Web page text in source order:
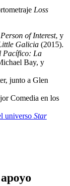
Loss
Person of Interest, y
Galicia (2015).
Pacífico: La
Bay, y
junto a Glen
Comedia en los
universo Star